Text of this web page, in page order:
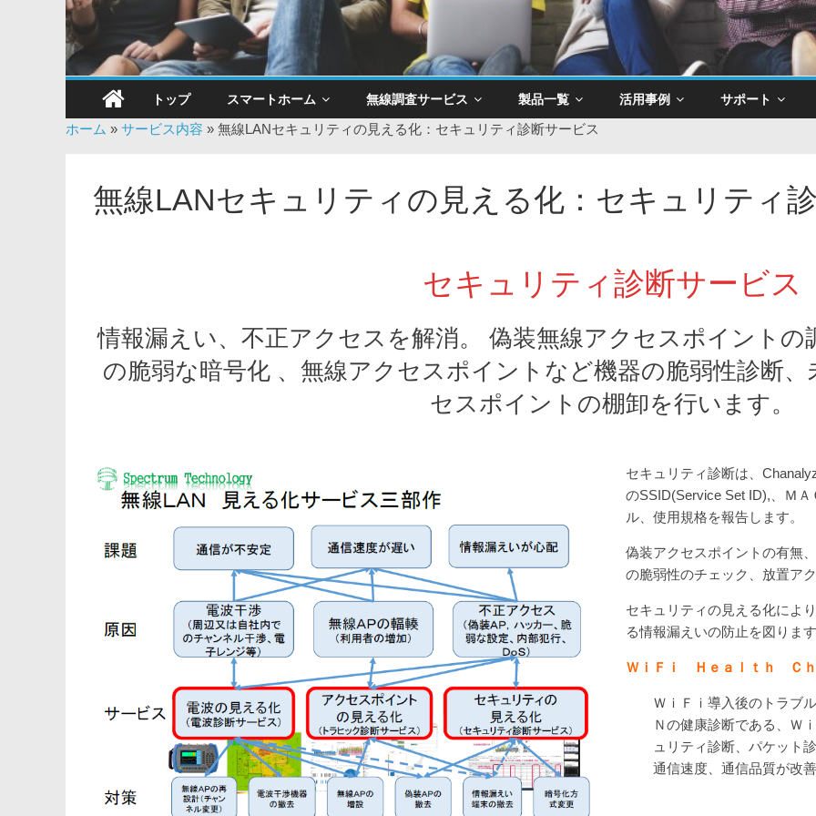
トップ スマートホーム 無線調査サービス 製品一覧 活用事例 サポート
ホーム » サービス内容 » 無線LANセキュリティの見える化：セキュリティ診断サービス
無線LANセキュリティの見える化：セキュリティ
セキュリティ診断サービス
情報漏えい、不正アクセスを解消。 偽装無線アクセスポイント
の脆弱な暗号化 、無線アクセスポイントなど機器の脆弱性診断
セスポイントの棚卸を行います。
セキュリティ診断は、
のSSID(Service Set ID),、Ｍ
ル、使用規格を報告します。
偽装アクセスポイントの有無
の脆弱性のチェック、放置ア
セキュリティの見える化によ
る情報漏えいの防止を図りま
ＷｉＦｉ Ｈｅａｌｔｈ Ｃｈ
ＷｉＦｉ導入後のトラブ
Ｎの健康診断である、
ュリティ診断、パケット
通信速度、通信品質が改